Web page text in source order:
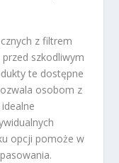
z filtrem
szkodliwym
te dostępne
osobom z
opcji pomoże w